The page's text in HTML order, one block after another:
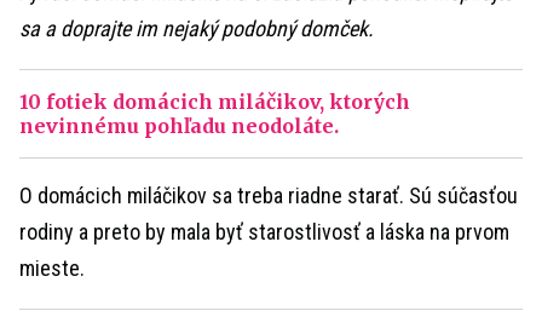
sa a doprajte im nejaký podobný domček.
10 fotiek domácich miláčikov, ktorých
nevinnému pohľadu neodoláte.
O domácich miláčikov sa treba riadne starať. Sú súčasťou
rodiny a preto by mala byť starostlivosť a láska na prvom
mieste.